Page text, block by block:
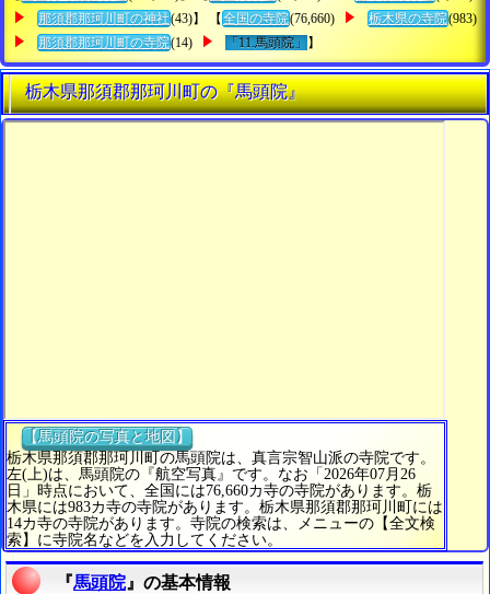
那須郡那珂川町の神社(43)】 【 全国の寺院(76,660) 栃木県の寺院(983)
那須郡那珂川町の寺院(14) 「11.馬頭院」 】
栃木県那須郡那珂川町の『馬頭院』
【馬頭院の写真と地図】
栃木県那須郡那珂川町の馬頭院は、真言宗智山派の寺院です。
左(上)は、馬頭院の『航空写真』です。なお「2026年07月26
日」時点において、全国には76,660カ寺の寺院があります。栃
木県には983カ寺の寺院があります。栃木県那須郡那珂川町には
14カ寺の寺院があります。寺院の検索は、メニューの【全文検
索】に寺院名などを入力してください。
『馬頭院』の基本情報